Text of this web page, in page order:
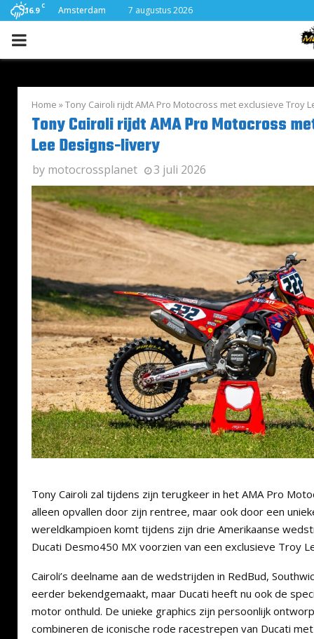
16.9 C Amsterdam 7 augustus 2026
PRIMARY
Home »Tony Cairoli rijdt AMA Pro Motocross met exclusieve Troy
Tony Cairoli rijdt AMA Pro Motocross
Lee Designs-livery
by motocrossplanet 3 juli 2026
Tony Cairoli zal tijdens zijn terugkeer in het AMA Pro
alleen opvallen door zijn rentree, maar ook door een
wereldkampioen komt tijdens zijn drie Amerikaanse
Ducati Desmo450 MX voorzien van een exclusieve Troy
Cairoli’s deelname aan de wedstrijden in RedBud,
eerder bekendgemaakt, maar Ducati heeft nu ook de
motor onthuld. De unieke graphics zijn persoonlijk
combineren de iconische rode racestrepen van Ducati